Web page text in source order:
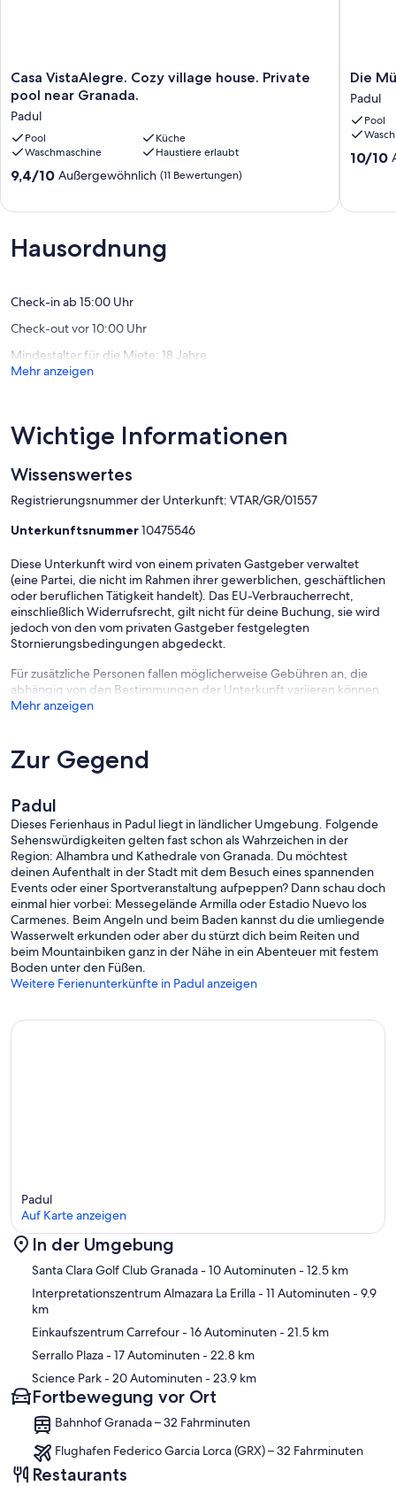
Casa
VistaAlegre.
Cozy
village
house.
Private
pool
near
Casa VistaAlegre. Cozy village house. Private
pool near Granada.
Padul
Pool
Küche
Waschmaschine
Haustiere erlaubt
9.4
(11
Bewertungen)
9,4/10 Außergewöhnlich (11 Bewertungen)
Die
Mühlen
von
Padul
Padul
Die
Padul
Pool
10.0
10/10
Hausordnung
Check-in ab 15:00 Uhr
Check-out vor 10:00 Uhr
Mindestalter für die Miete: 18 Jahre
Mehr anzeigen
Wichtige Informationen
Wissenswertes
Registrierungsnummer der Unterkunft: VTAR/GR/01557
Unterkunftsnummer10475546
Diese Unterkunft wird von einem privaten Gastgeber verwaltet
(eine Partei, die nicht im Rahmen ihrer gewerblichen, geschäftlichen
oder beruflichen Tätigkeit handelt). Das EU-Verbraucherrecht,
einschließlich Widerrufsrecht, gilt nicht für deine Buchung, sie wird
jedoch von den vom privaten Gastgeber festgelegten
Stornierungsbedingungen abgedeckt.
Für zusätzliche Personen fallen möglicherweise Gebühren an, die
abhängig von den Bestimmungen der Unterkunft variieren können.
Mehr anzeigen
Zur Gegend
Padul
Dieses Ferienhaus in Padul liegt in ländlicher Umgebung. Folgende
Sehenswürdigkeiten gelten fast schon als Wahrzeichen in der
Region: Alhambra und Kathedrale von Granada. Du möchtest
deinen Aufenthalt in der Stadt mit dem Besuch eines spannenden
Events oder einer Sportveranstaltung aufpeppen? Dann schau doch
einmal hier vorbei: Messegelände Armilla oder Estadio Nuevo los
Carmenes. Beim Angeln und beim Baden kannst du die umliegende
Wasserwelt erkunden oder aber du stürzt dich beim Reiten und
beim Mountainbiken ganz in der Nähe in ein Abenteuer mit festem
Boden unter den Füßen.
Weitere Ferienunterkünfte in Padul anzeigen
Karte
Padul
Auf Karte anzeigen
In der Umgebung
Santa Clara Golf Club Granada- 10 Autominuten- 12.5 km
Interpretationszentrum Almazara La Erilla- 11 Autominuten- 9.9
km
Einkaufszentrum Carrefour- 16 Autominuten- 21.5 km
Serrallo Plaza- 17 Autominuten- 22.8 km
Science Park- 20 Autominuten- 23.9 km
Fortbewegung vor Ort
Bahnhof Granada – 32 Fahrminuten
Flughafen Federico Garcia Lorca (GRX) – 32 Fahrminuten
Restaurants